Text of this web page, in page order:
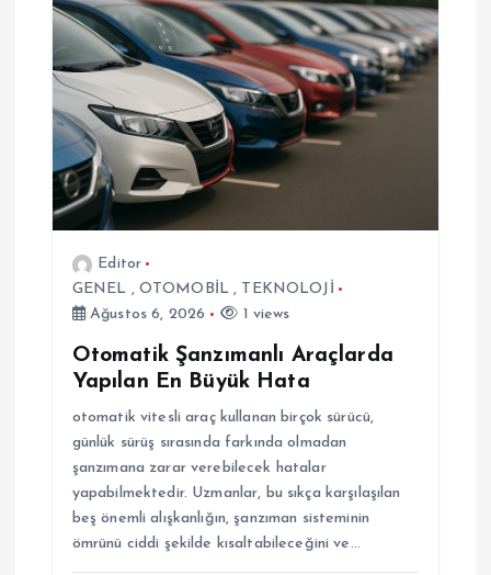
e
s
Editor
GENEL , OTOMOBİL , TEKNOLOJİ
Ağustos 6, 2026
1 views
Otomatik Şanzımanlı Araçlarda
Yapılan En Büyük Hata
otomatik vitesli araç kullanan birçok sürücü,
günlük sürüş sırasında farkında olmadan
şanzımana zarar verebilecek hatalar
yapabilmektedir. Uzmanlar, bu sıkça karşılaşılan
beş önemli alışkanlığın, şanzıman sisteminin
ömrünü ciddi şekilde kısaltabileceğini ve…